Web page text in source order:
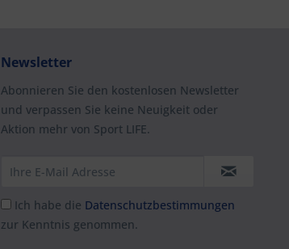
Newsletter
Abonnieren Sie den kostenlosen Newsletter
und verpassen Sie keine Neuigkeit oder
Aktion mehr von Sport LIFE.
Ich habe die Datenschutzbestimmungen
zur Kenntnis genommen.